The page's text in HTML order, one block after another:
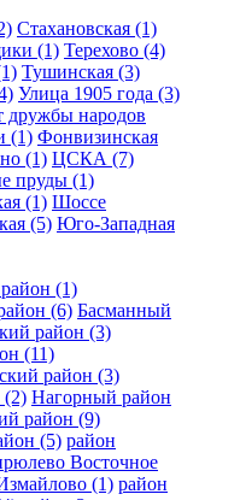
Стахановская (1)
(1) Терехово (4)
Тушинская (3)
Улица 1905 года (3)
дружбы народов
(1) Фонвизинская
(1) ЦСКА (7)
пруды (1)
(1) Шоссе
(5) Юго-Западная
(1)
(6) Басманный
район (3)
(11)
район (3)
(2) Нагорный район
район (9)
(5) район
Восточное
(1) район